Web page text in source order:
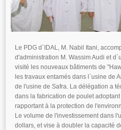
Le PDG d`IDAL, M. Nabil Itani,
d'administration M. Wassim Audi et
visité les nouveaux bâtiments de
les travaux entamés dans l`usine de
de l'usine de Safra. La délégation a
dans la fabrication de poulet
rapportant à la protection de
Le volume de l'investissement dans
dollars, et vise à doubler la capacité